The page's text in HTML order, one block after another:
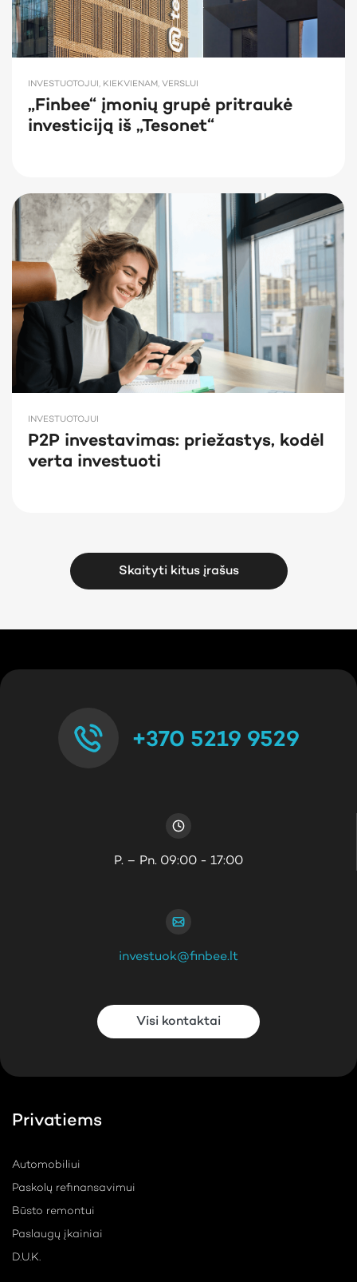
INVESTUOTOJUI, KIEKVIENAM, VERSLUI
„Finbee“ įmonių grupė pritraukė
investiciją iš „Tesonet“
INVESTUOTOJUI
P2P investavimas: priežastys, kodėl
verta investuoti
Skaityti kitus įrašus
+370 5219 9529
P. – Pn. 09:00 - 17:00
investuok@finbee.lt
Visi kontaktai
Privatiems
Automobiliui
Paskolų refinansavimui
Būsto remontui
Paslaugų įkainiai
D.U.K.